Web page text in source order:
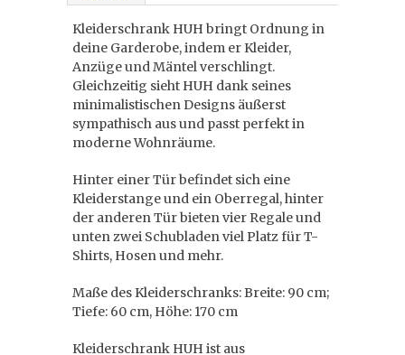
Kleiderschrank HUH bringt Ordnung in
deine Garderobe, indem er Kleider,
Anzüge und Mäntel verschlingt.
Gleichzeitig sieht HUH dank seines
minimalistischen Designs äußerst
sympathisch aus und passt perfekt in
moderne Wohnräume.
Hinter einer Tür befindet sich eine
Kleiderstange und ein Oberregal, hinter
der anderen Tür bieten vier Regale und
unten zwei Schubladen viel Platz für T-
Shirts, Hosen und mehr.
Maße des Kleiderschranks: Breite: 90 cm;
Tiefe: 60 cm, Höhe: 170 cm
Kleiderschrank HUH ist aus